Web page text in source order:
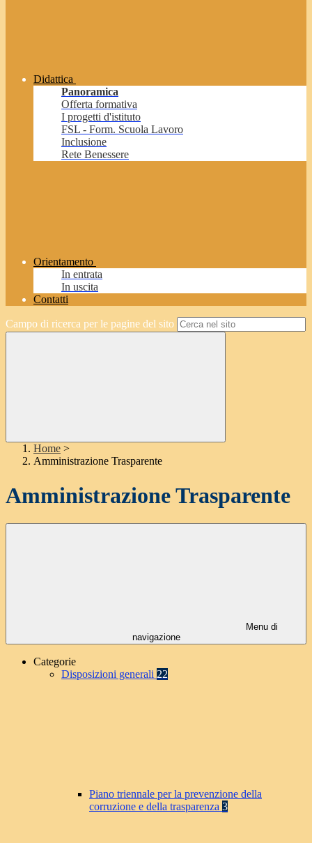
Didattica
Panoramica
Offerta formativa
I progetti d'istituto
FSL - Form. Scuola Lavoro
Inclusione
Rete Benessere
Orientamento
In entrata
In uscita
Contatti
Campo di ricerca per le pagine del sito
Home >
Amministrazione Trasparente
Amministrazione Trasparente
Menu di
navigazione
Categorie
Disposizioni generali 22
Piano triennale per la prevenzione della
corruzione e della trasparenza 3